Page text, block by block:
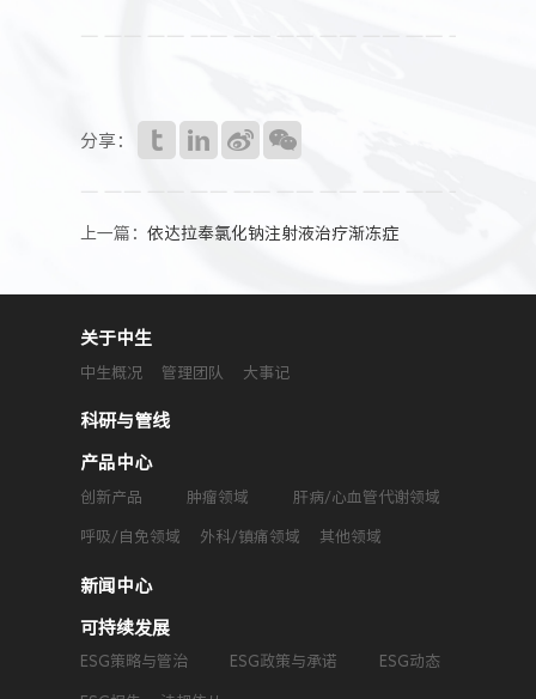
分享：
上一篇：依达拉奉氯化钠注射液治疗渐冻症
关于中生
中生概况 管理团队 大事记
科研与管线
产品中心
创新产品 肿瘤领域 肝病/心血管代谢领域
呼吸/自免领域 外科/镇痛领域 其他领域
新闻中心
可持续发展
ESG策略与管治 ESG政策与承诺 ESG动态